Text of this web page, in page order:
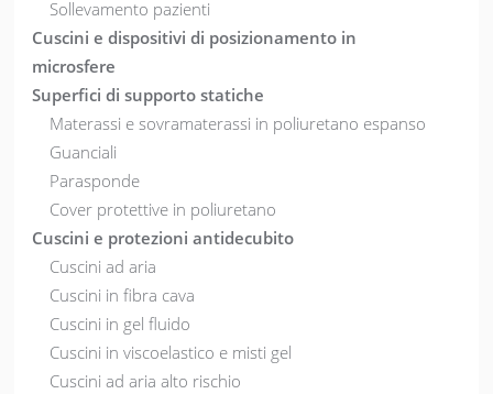
Sollevamento pazienti
Cuscini e dispositivi di posizionamento in
microsfere
Superfici di supporto statiche
Materassi e sovramaterassi in poliuretano espanso
Guanciali
Parasponde
Cover protettive in poliuretano
Cuscini e protezioni antidecubito
Cuscini ad aria
Cuscini in fibra cava
Cuscini in gel fluido
Cuscini in viscoelastico e misti gel
Cuscini ad aria alto rischio